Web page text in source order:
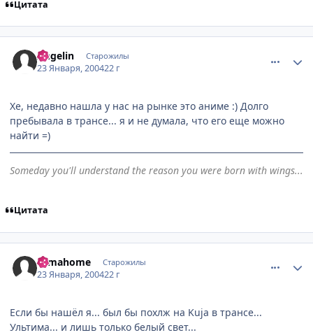
Цитата
Angelin Старожилы
23 Января, 200422 г
Хе, недавно нашла у нас на рынке это аниме :) Долго
пребывала в трансе... я и не думала, что его еще можно
найти =)
Someday you'll understand the reason you were born with wings...
Цитата
Tamahome Старожилы
23 Января, 200422 г
Если бы нашёл я... был бы похлж на Kuja в трансе...
Ультима... и лишь только белый свет...